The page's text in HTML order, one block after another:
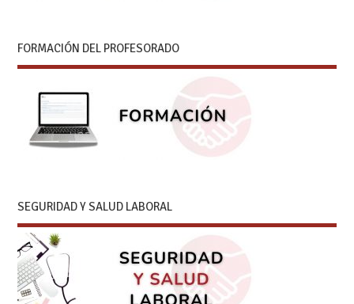
FORMACIÓN DEL PROFESORADO
SEGURIDAD Y SALUD LABORAL